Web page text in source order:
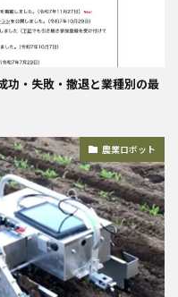
功・失敗・撤退と業種別の最
農業ロボット